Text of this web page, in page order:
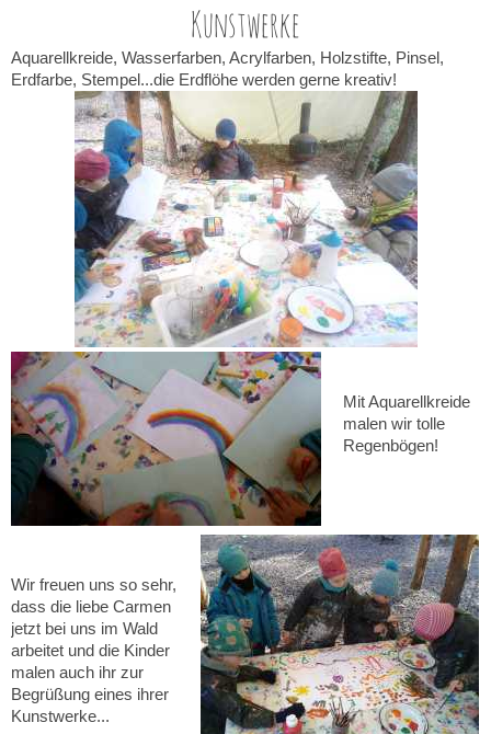
Kunstwerke
Aquarellkreide, Wasserfarben, Acrylfarben, Holzstifte, Pinsel,
Erdfarbe, Stempel...die Erdflöhe werden gerne kreativ!
Mit Aquarellkreide
malen wir tolle
Regenbögen!
Wir freuen uns so sehr,
dass die liebe Carmen
jetzt bei uns im Wald
arbeitet und die Kinder
malen auch ihr zur
Begrüßung eines ihrer
Kunstwerke...